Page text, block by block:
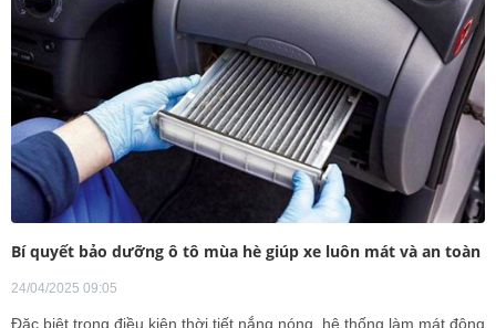
Bí quyết bảo dưỡng ô tô mùa hè giúp xe luôn mát và an toàn
24/04/2025 09:05
Đặc biệt trong điều kiện thời tiết nắng nóng, hệ thống làm mát động